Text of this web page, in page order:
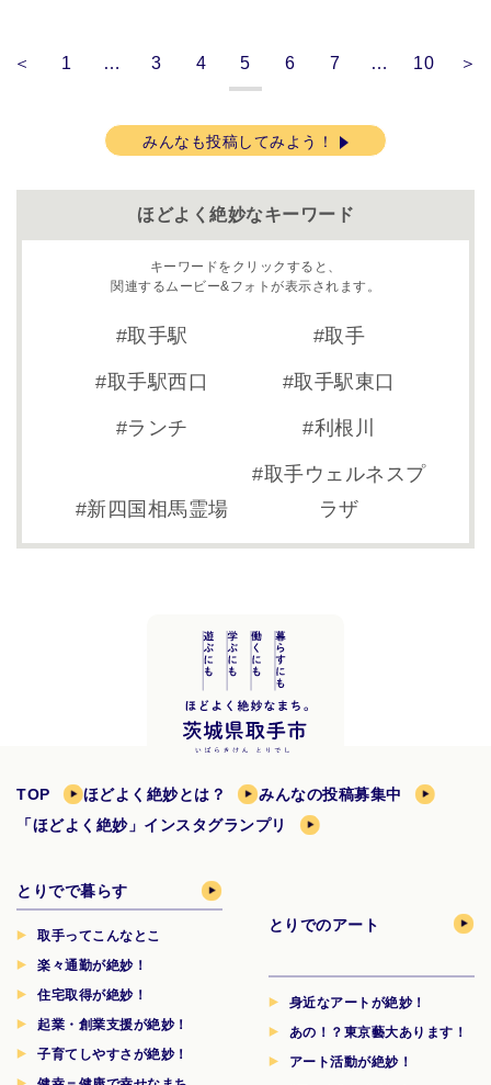
＜ 1 … 3 4 5 6 7 … 10 ＞
みんなも投稿してみよう！
ほどよく絶妙なキーワード
キーワードをクリックすると、
関連するムービー&フォトが表示されます。
取手駅 取手
取手駅西口 取手駅東口
ランチ 利根川
新四国相馬霊場
取手ウェルネスプ
ラザ
TOP ほどよく絶妙とは？
みんなの投稿募集中
「ほどよく絶妙」インスタグランプリ
とりでで暮らす
取手ってこんなとこ
楽々通勤が絶妙！
住宅取得が絶妙！
起業・創業支援が絶妙！
子育てしやすさが絶妙！
とりでのアート
身近なアートが絶妙！
あの！？東京藝大あります！
アート活動が絶妙！